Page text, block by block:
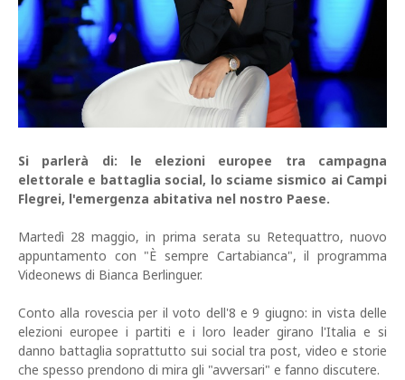
Si parlerà di: le elezioni europee tra campagna
elettorale e battaglia social, lo sciame sismico ai Campi
Flegrei, l'emergenza abitativa nel nostro Paese.
Martedì 28 maggio, in prima serata su Retequattro, nuovo
appuntamento con "È sempre Cartabianca", il programma
Videonews di Bianca Berlinguer.
Conto alla rovescia per il voto dell'8 e 9 giugno: in vista delle
elezioni europee i partiti e i loro leader girano l'Italia e si
danno battaglia soprattutto sui social tra post, video e storie
che spesso prendono di mira gli "avversari" e fanno discutere.